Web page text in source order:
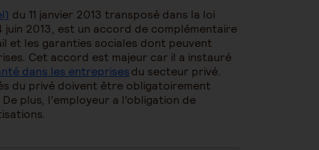
du 11 janvier 2013 transposé dans la loi
juin 2013, est un accord de complémentaire
et les garanties sociales dont peuvent
Cet accord est majeur car il a instauré
dans les entreprisesdu secteur privé.
du privé doivent être obligatoirement
plus, l’employeur a l’obligation de